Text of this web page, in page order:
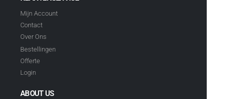
Mijn Account
Contact
Over Ons
Bestellingen
Offerte
Login
ABOUT US